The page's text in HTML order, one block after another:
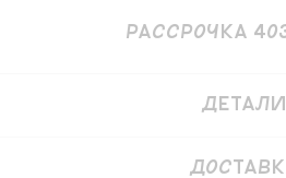
рассрочка
Купить 19 000 ₽
Детали